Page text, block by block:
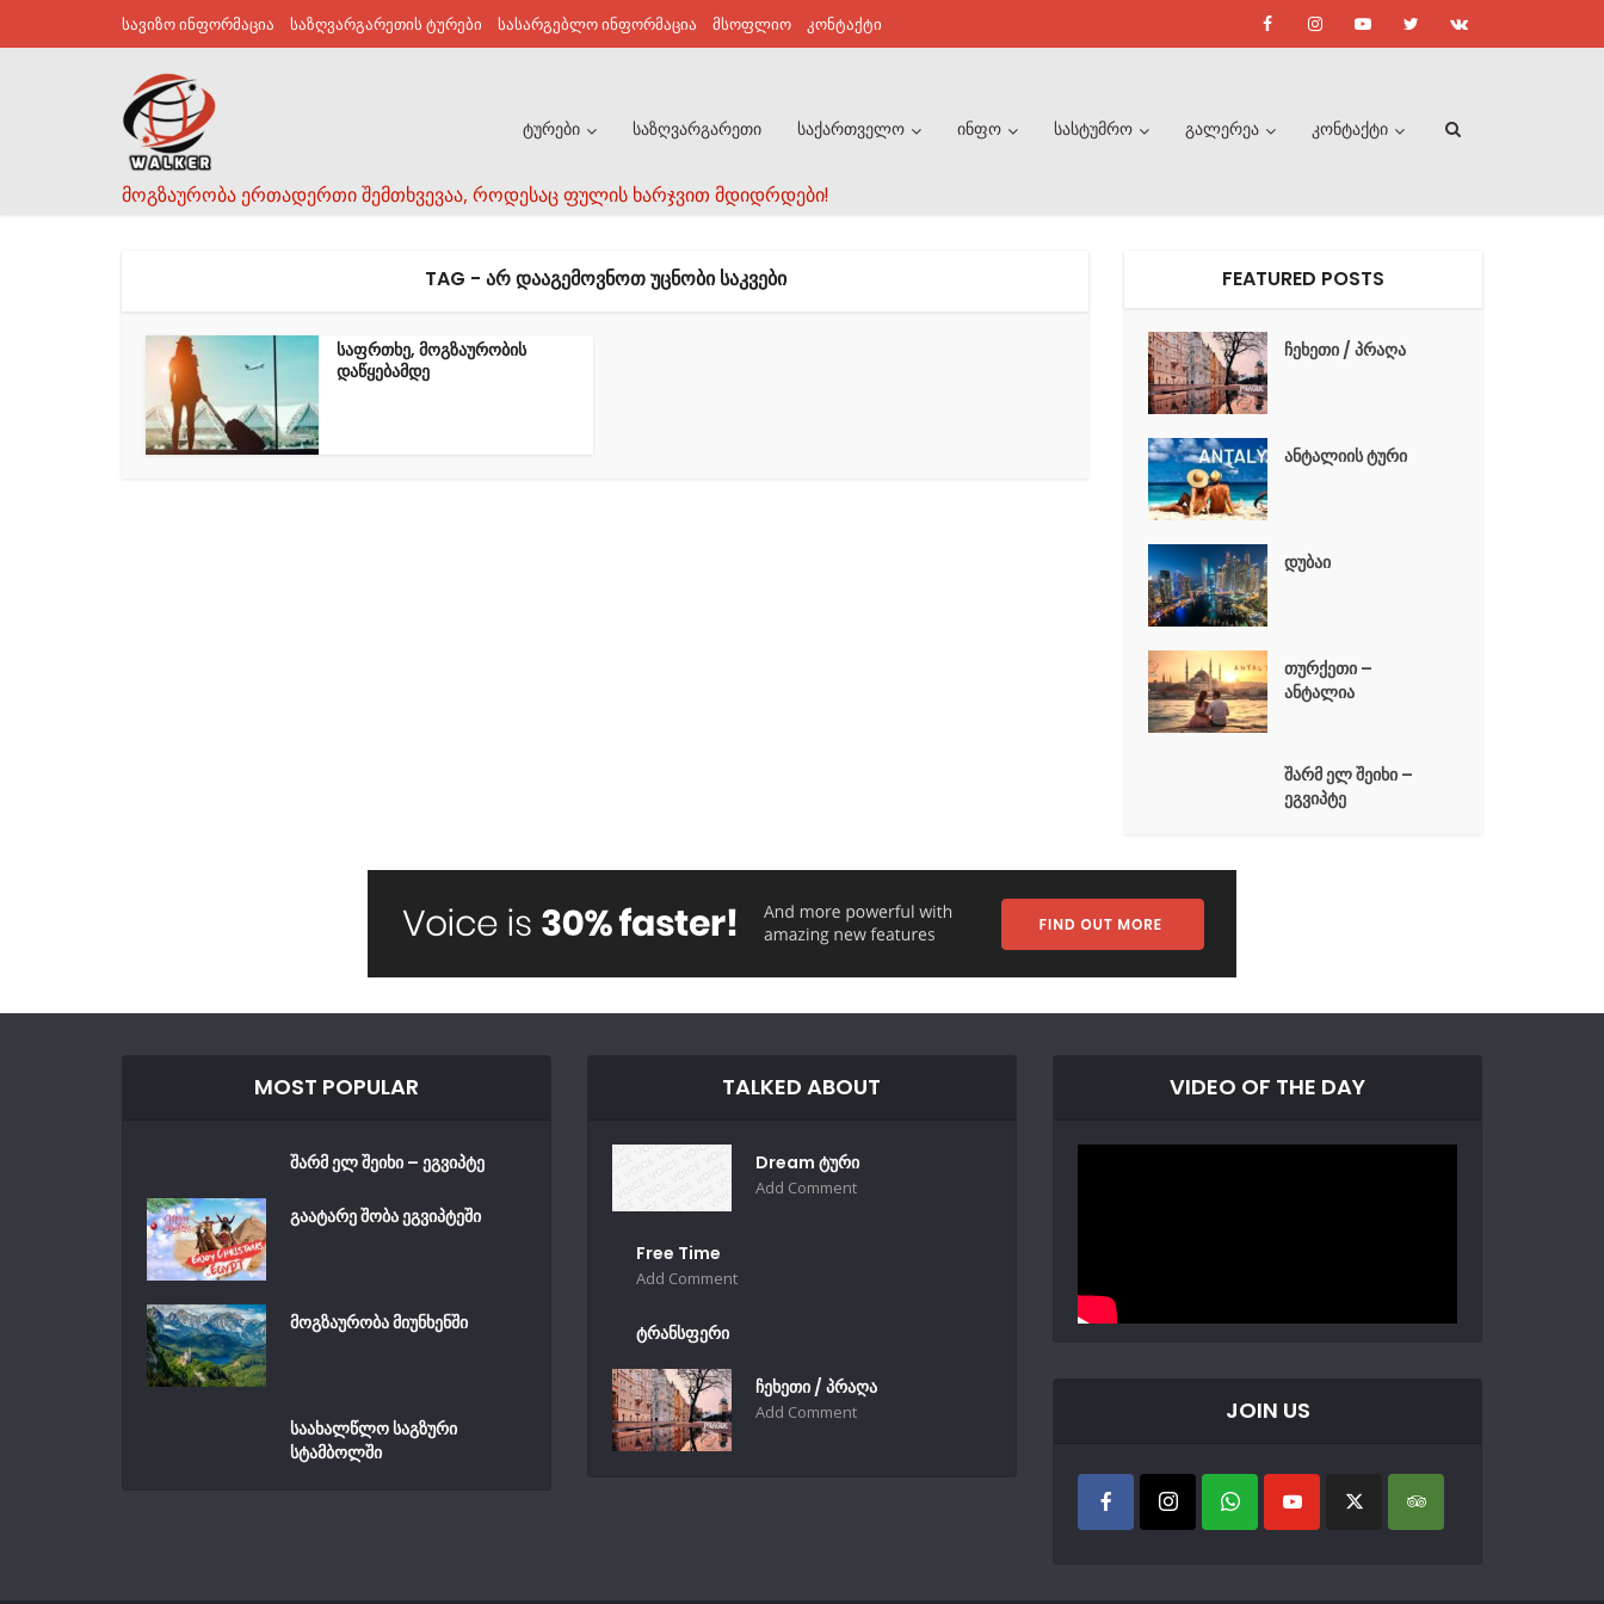
სავიზო ინფორმაცია საზღვარგარეთის ტურები სასარგებლო ინფორმაცია მსოფლიო კონტაქტი
მოგზაურობა ერთადერთი შემთხვევაა, როდესაც ფულის ხარჯვით მდიდრდები!
ტურები საზღვარგარეთი საქართველო ინფო სასტუმრო გალერეა კონტაქტი
TAG - ᲐᲠ ᲓᲐᲐᲒᲔᲛᲝᲕᲜᲝᲗ ᲣᲪᲜᲝᲑᲘ ᲡᲐᲙᲕᲔᲑᲘ
საფრთხე, მოგზაურობის
დაწყებამდე
FEATURED POSTS
ჩეხეთი / პრაღა
ანტალიის ტური
დუბაი
თურქეთი –
ანტალია
შარმ ელ შეიხი –
ეგვიპტე
MOST POPULAR
შარმ ელ შეიხი – ეგვიპტე
გაატარე შობა ეგვიპტეში
მოგზაურობა მიუნხენში
საახალწლო საგზური
სტამბოლში
TALKED ABOUT
Dream ტური
Add Comment
Free Time
Add Comment
ტრანსფერი
ჩეხეთი / პრაღა
Add Comment
VIDEO OF THE DAY
JOIN US